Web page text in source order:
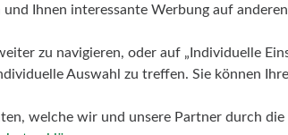
Ihnen interessante Werbung auf
zu navigieren, oder auf „Individuelle
Auswahl zu treffen. Sie können
welche wir und unsere Partner durch